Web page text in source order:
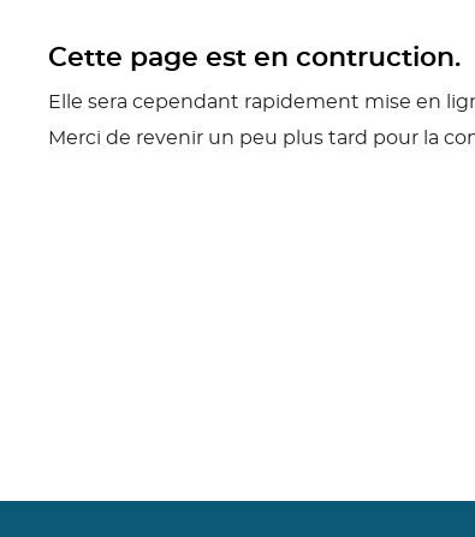
Cette page est en contruction.
Elle sera cependant rapidement mise en
Merci de revenir un peu plus tard pour la